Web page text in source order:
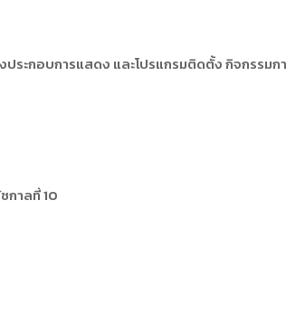
ประกอบการแสดง และโปรแกรมติดตั้ง กิจกรร
กาลที่ 10